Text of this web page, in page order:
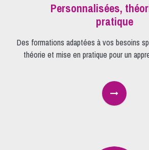
Personnalisée​s,
pratique
Des formations adaptées à vos besoins
théorie et mise en pratique pour un